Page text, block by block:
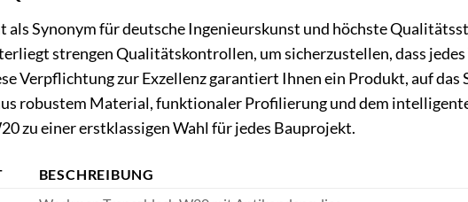
als Synonym für deutsche Ingenieurskunst und höchste
strengen Qualitätskontrollen, um sicherzustellen, dass
Verpflichtung zur Exzellenz garantiert Ihnen ein Produkt, auf das
robustem Material, funktionaler Profilierung und dem
zu einer erstklassigen Wahl für jedes Bauprojekt.
BESCHREIBUNG